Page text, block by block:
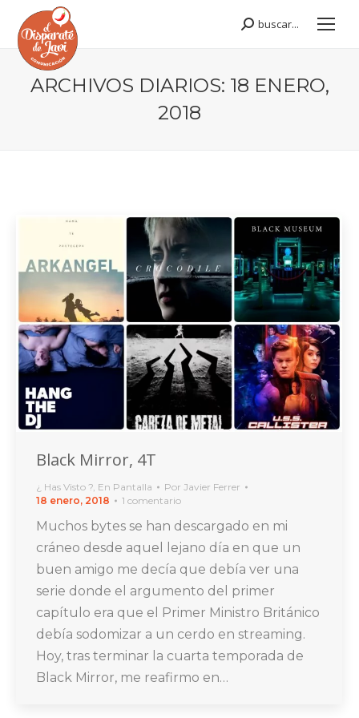
Buscar:
buscar...
ARCHIVOS DIARIOS: 18 ENERO,
2018
Black Mirror, 4T
¿ Has Visto ?, En Pantalla Por Javier Ferrer
18 enero, 2018
1 comentario
Muchos bytes se han descargado en mi
cráneo desde aquel lejano día en que un
buen amigo me decía que debía ver una
serie donde el argumento del primer
capítulo era que el Primer Ministro Británico
debía sodomizar a un cerdo en streaming.
Hoy, tras terminar la cuarta temporada de
Black Mirror, me reafirmo en…